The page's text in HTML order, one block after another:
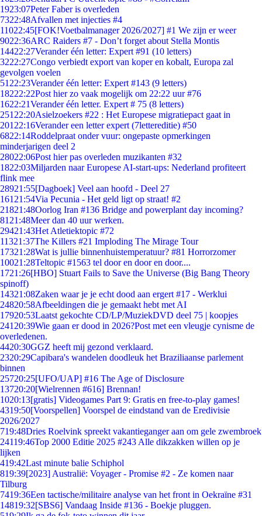
1923:07Peter Faber is overleden
7322:48Afvallen met injecties #4
11022:45[FOK!Voetbalmanager 2026/2027] #1 We zijn er weer
9022:36ARC Raiders #7 - Don’t forget about Stella Montis
14422:27Verander één letter: Expert #91 (10 letters)
3222:27Congo verbiedt export van koper en kobalt, Europa zal
gevolgen voelen
51 22:23Verander één letter: Expert #143 (9 letters)
18222:22Post hier zo vaak mogelijk om 22:22 uur #76
1622:21Verander één letter. Expert # 75 (8 letters)
251 22:20Asielzoekers #22 : Het Europese migratiepact gaat in
201 22:16Verander een letter expert (7lettereditie) #50
6822:14Roddelpraat onder vuur: ongepaste opmerkingen
minderjarigen deel 2
28022:06Post hier pas overleden muzikanten #32
1822:03Miljarden naar Europese AI-start-ups: Nederland profiteert
flink mee
28921:55[Dagboek] Veel aan hoofd - Deel 27
161 21:54Via Pecunia - Het geld ligt op straat! #2
21821:48Oorlog Iran #136 Bridge and powerplant day incoming?
81 21:48Meer dan 40 uur werken.
29421:43Het Atletiektopic #72
11321:37The Killers #21 Imploding The Mirage Tour
17321:28Wat is jullie binnenhuistemperatuur? #81 Horrorzomer
10021:28Teltopic #1563 tel door en door en door....
1721:26[HBO] Stuart Fails to Save the Universe (Big Bang Theory
spinoff)
14321:08Zaken waar je je echt dood aan ergert #17 - Werklui
24820:58Afbeeldingen die je gemaakt hebt met AI
17920:53Laatst gekochte CD/LP/MuziekDVD deel 75 | koopjes
241 20:39Wie gaan er dood in 2026?Post met een vleugje cynisme de
overledenen.
4420:30GGZ heeft mij gezond verklaard.
2320:29Capibara's wandelen doodleuk het Braziliaanse parlement
binnen
25720:25[UFO/UAP] #16 The Age of Disclosure
13720:20[Wielrennen #616] Brennan!
1020:13[gratis] Videogames Part 9: Gratis en free-to-play games!
4319:50[Voorspellen] Voorspel de eindstand van de Eredivisie
2026/2027
719:48Dries Roelvink spreekt vakantieganger aan om gele zwembroek
24119:46Top 2000 Editie 2025 #243 Alle dikzakken willen op je
lijken
419:42Last minute balie Schiphol
819:39[2023] Australië: Voyager - Promise #2 - Ze komen naar
Tilburg
7419:36Een tactische/militaire analyse van het front in Oekraïne #31
14819:32[SBS6] Vandaag Inside #136 - Boekje pluggen.